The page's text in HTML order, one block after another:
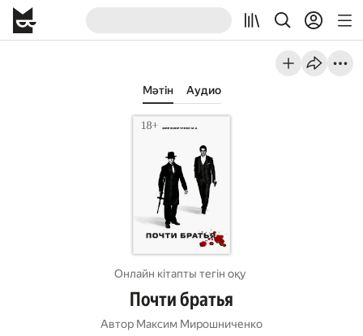
Мәтін Аудио
Онлайн кітапты тегін оқу
Почти братья
Автор Максим Мирошниченко